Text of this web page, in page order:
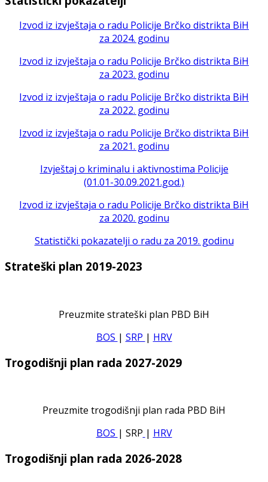
Izvod iz izvještaja o radu Policije Brčko distrikta BiH
za 2024. godinu
Izvod iz izvještaja o radu Policije Brčko distrikta BiH
za 2023. godinu
Izvod iz izvještaja o radu Policije Brčko distrikta BiH
za 2022. godinu
Izvod iz izvještaja o radu Policije Brčko distrikta BiH
za 2021. godinu
Izvještaj o kriminalu i aktivnostima Policije
(01.01-30.09.2021.god.)
Izvod iz izvještaja o radu Policije Brčko distrikta BiH
za 2020. godinu
Statistički pokazatelji o radu za 2019. godinu
Strateški plan 2019-2023
Preuzmite strateški plan PBD BiH
BOS | SRP | HRV
Trogodišnji plan rada 2027-2029
Preuzmite trogodišnji plan rada PBD BiH
BOS | SRP | HRV
Trogodišnji plan rada 2026-2028